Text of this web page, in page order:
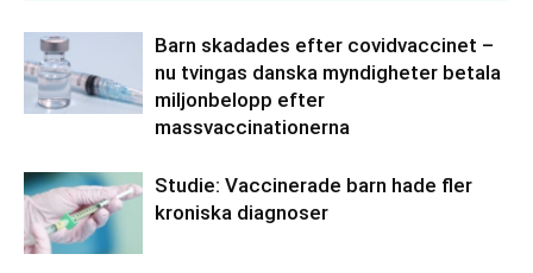
Barn skadades efter covidvaccinet –
nu tvingas danska myndigheter betala
miljonbelopp efter
massvaccinationerna
Studie: Vaccinerade barn hade fler
kroniska diagnoser